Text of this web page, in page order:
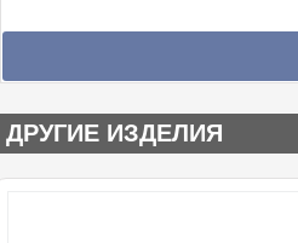
ДРУГИЕ ИЗДЕЛИЯ